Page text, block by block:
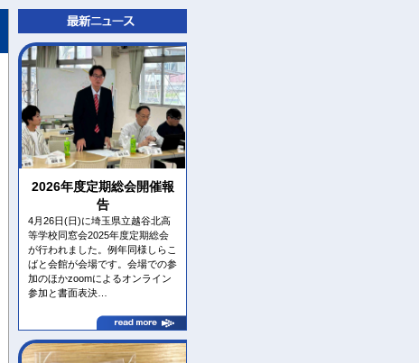
2026年度定期総会開催報
告
4月26日(日)に埼玉県立越谷北高
等学校同窓会2025年度定期総会
が行われました。例年同様しらこ
ばと会館が会場です。会場での参
加のほかzoomによるオンライン
参加と書面表決…